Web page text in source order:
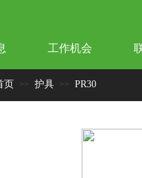
页 >> 护具 >> PR30
工作机会